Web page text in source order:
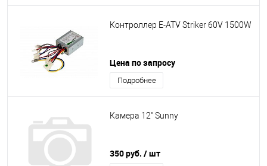
Контроллер E-ATV Striker 60V 1500W
Цена по запросу
Подробнее
Камера 12" Sunny
350 руб. / шт